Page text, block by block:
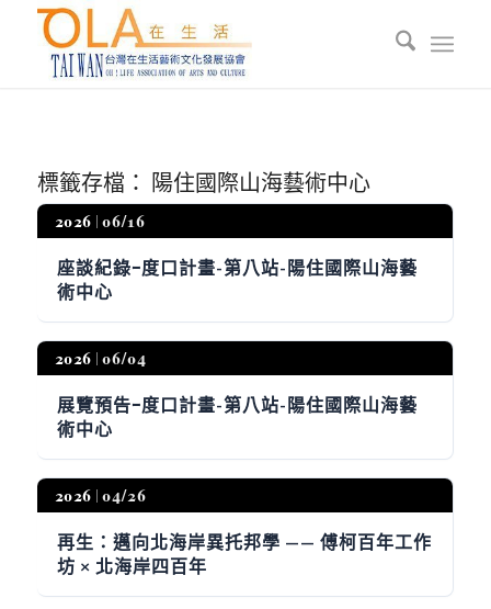
標籤存檔： 陽住國際山海藝術中心
2026 06/16
座談紀錄ｰ度口計畫-第八站-陽住國際山海藝
術中心
2026 06/04
展覽預告ｰ度口計畫-第八站-陽住國際山海藝
術中心
2026 04/26
再生：邁向北海岸異托邦學 —— 傅柯百年工作
坊 × 北海岸四百年